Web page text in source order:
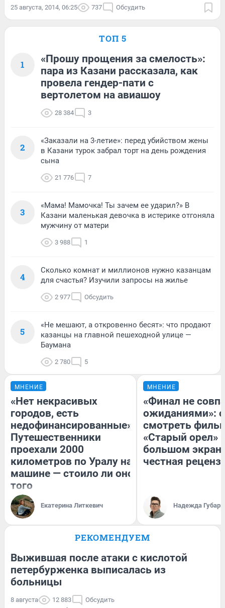
25 августа, 2014, 06:25 737 Обсудить
ТОП 5
1
«Прошу прощения за смелость»:
пара из Казани рассказала, как
провела гендер-пати с
вертолетом на авиашоу
28 384 3
2
«Заказали на 3-летие»: перед убийством жены
в Казани турок забрал торт на день рождения
сына
21 776 7
3
«Мама! Мамочка! Ты зачем ее ударил?» В
Казани маленькая девочка в истерике отгоняла
мужчину от матери
3 988 1
4
Сколько комнат и миллионов нужно казанцам
для счастья? Изучили запросы на жилье
2 977 Обсудить
5
«Не мешают, а откровенно бесят»: что продают
казанцы на главной пешеходной улице —
Баумана
2 780 5
МНЕНИЕ
«Нет некрасивых
городов, есть
недофинансированные».
Путешественники
проехали 2000
километров по Уралу на
машине — стоило ли оно
того
Екатерина Литкевич
МНЕНИЕ
«Финал не
ожиданиями»:
смотреть
«Старый орел»
большом
честная
Надежда Губарь
РЕКОМЕНДУЕМ
Выжившая после атаки с кислотой
петербурженка выписалась из
больницы
8 августа 12 883 Обсудить